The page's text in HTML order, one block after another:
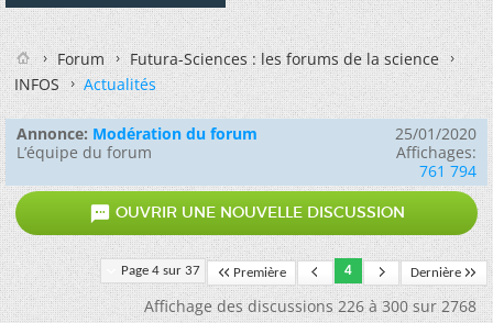
Forum
Futura-Sciences : les forums de la science
INFOS
Actualités
Annonce: Modération du forum
L’équipe du forum
25/01/2020
Affichages:
761 794
 OUVRIR UNE NOUVELLE DISCUSSION
Page 4 sur 37 Première 4 Dernière
Affichage des discussions 226 à 300 sur 2768